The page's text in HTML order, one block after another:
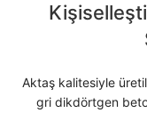
Aktaş kalitesiyle
gri dikdörtgen